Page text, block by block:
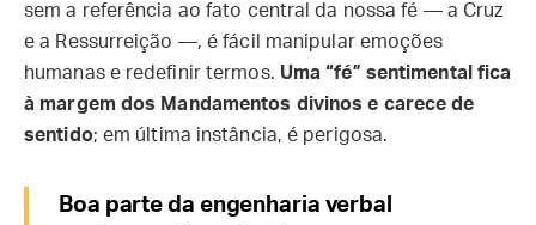
sem a referência ao fato central da nossa fé — a Cruz
e a Ressurreição —, é fácil manipular emoções
humanas e redefinir termos. Uma “fé” sentimental fica
à margem dos Mandamentos divinos e carece de
sentido; em última instância, é perigosa.
Boa parte da engenharia verbal